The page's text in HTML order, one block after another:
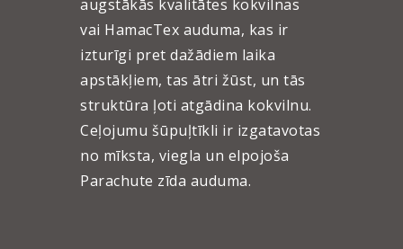
augstākās kvalitātes kokvilnas
vai HamacTex auduma, kas ir
izturīgi pret dažādiem laika
apstākļiem, tas ātri žūst, un tās
struktūra ļoti atgādina kokvilnu.
Ceļojumu šūpuļtīkli ir izgatavotas
no mīksta, viegla un elpojoša
Parachute zīda auduma.